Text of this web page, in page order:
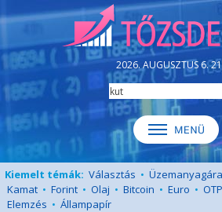
2026. AUGUSZTUS 6.
Kiemelt témák: Választás •
Kamat • Forint • Olaj • Bitcoin • Euro • OTP
Elemzés • Állampapír